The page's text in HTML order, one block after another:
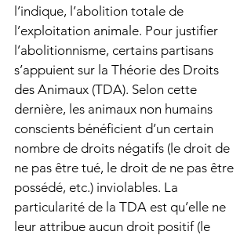
l’indique, l’abolition totale de
l’exploitation animale. Pour justifier
l’abolitionnisme, certains partisans
s’appuient sur la Théorie des Droits
des Animaux (TDA). Selon cette
dernière, les animaux non humains
conscients bénéficient d’un certain
nombre de droits négatifs (le droit de
ne pas être tué, le droit de ne pas être
possédé, etc.) inviolables. La
particularité de la TDA est qu’elle ne
leur attribue aucun droit positif (le